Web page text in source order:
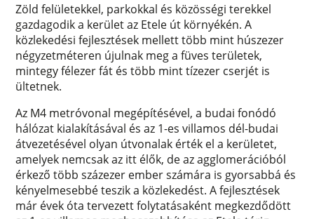
Zöld felületekkel, parkokkal és közösségi terekkel
gazdagodik a kerület az Etele út környékén. A
közlekedési fejlesztések mellett több mint húszezer
négyzetméteren újulnak meg a füves területek,
mintegy félezer fát és több mint tízezer cserjét is
ültetnek.
Az M4 metróvonal megépítésével, a budai fonódó
hálózat kialakításával és az 1-es villamos dél-budai
átvezetésével olyan útvonalak érték el a kerületet,
amelyek nemcsak az itt élők, de az agglomerációból
érkező több százezer ember számára is gyorsabbá és
kényelmesebbé teszik a közlekedést. A fejlesztések
már évek óta tervezett folytatásaként megkezdődött